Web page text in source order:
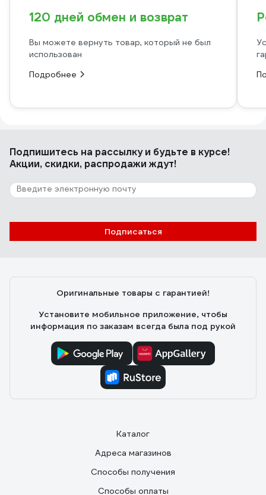
120 дней обмен и возврат
Вы можете вернуть товар, который не был
использован
Подробнее
Подпишитесь на рассылкуи будьте в курсе!
Акции, скидки, распродажи ждут!
Подписаться
Оригинальные товары с гарантией!
Установите мобильное приложение, чтобы
информация по заказам всегда была под рукой
Каталог
Адреса магазинов
Способы получения
Способы оплаты